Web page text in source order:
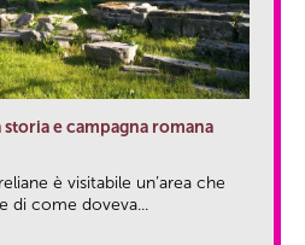
e campagna romana
è visitabile un’area che
di come doveva...